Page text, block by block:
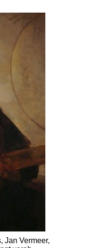
Jan Vermeer,